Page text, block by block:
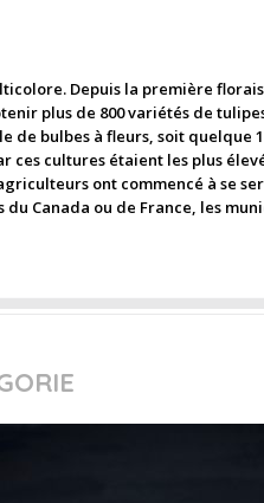
Depuis la première
plus de 800 variétés de
de bulbes à fleurs, soit
ces cultures étaient les plus
ont commencé à se
Canada ou de France, les